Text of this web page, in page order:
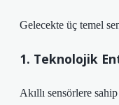
Gelecekte üç temel
1. Teknolojik
Akıllı sensörlere